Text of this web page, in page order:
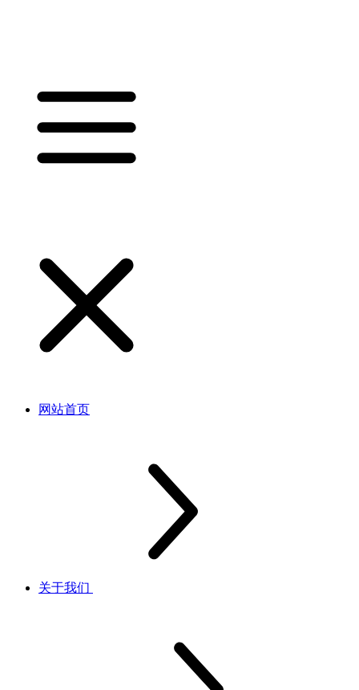
网站首页
关于我们